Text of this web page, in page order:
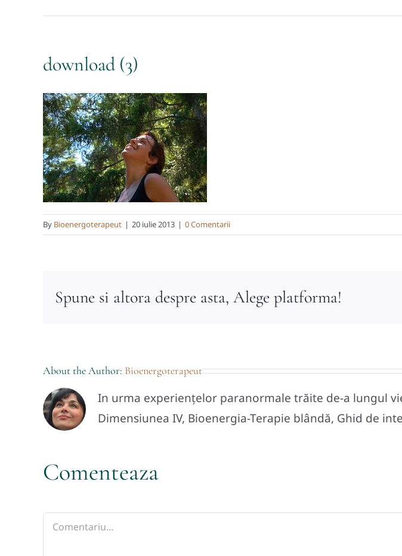
download (3)
By Bioenergoterapeut | 20 iulie 2013 | 0 Comentarii
Spune si altora despre asta, Alege platforma!
About the Author: Bioenergoterapeut
In urma experiențelor paranormale trăite de-a lungul
Dimensiunea IV, Bioenergia-Terapie blândă, Ghid de
Comenteaza
Comment